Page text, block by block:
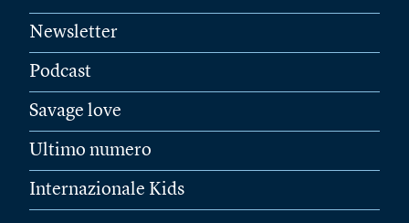
Newsletter
Podcast
Savage love
Ultimo numero
Internazionale Kids